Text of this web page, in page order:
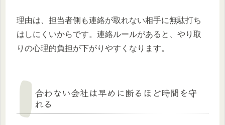
理由は、担当者側も連絡が取れない相手に無駄打ち
はしにくいからです。連絡ルールがあると、やり取
りの心理的負担が下がりやすくなります。
合わない会社は早めに断るほど時間を守
れる